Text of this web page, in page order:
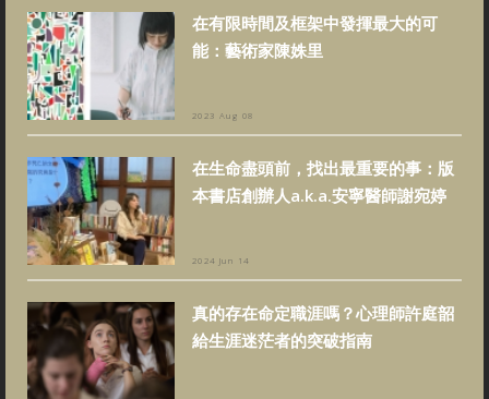
在有限時間及框架中發揮最大的可
能：藝術家陳姝里
2023 Aug 08
在生命盡頭前，找出最重要的事：版
本書店創辦人a.k.a.安寧醫師謝宛婷
2024 Jun 14
真的存在命定職涯嗎？心理師許庭韶
給生涯迷茫者的突破指南